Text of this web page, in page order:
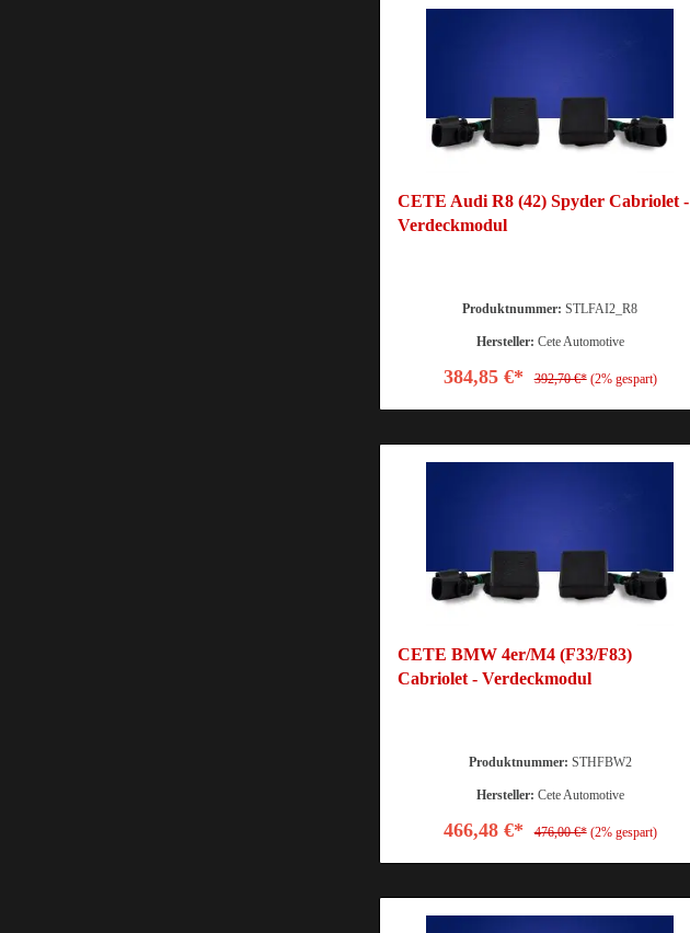
CETE Audi R8 (42) Spyder Cabriolet -
Verdeckmodul
Produktnummer:STLFAI2_R8
Hersteller: Cete Automotive
384,85 €* 392,70 €* (2% gespart)
CETE BMW 4er/M4 (F33/F83)
Cabriolet - Verdeckmodul
Produktnummer: STHFBW2
Hersteller: Cete Automotive
466,48 €* 476,00 €* (2% gespart)